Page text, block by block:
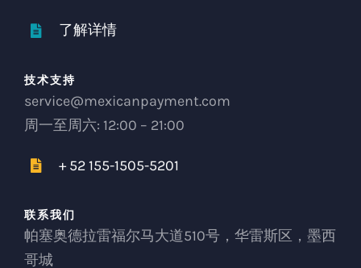
了解详情
技术支持
service@mexicanpayment.com
周一至周六: 12:00 – 21:00
+ 52 155-1505-5201
联系我们
帕塞奥德拉雷福尔马大道510号，华雷斯区，墨西
哥城